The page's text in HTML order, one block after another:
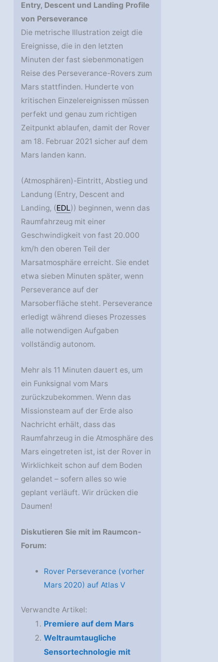
Entry, Descent und Landing Profile
von Perseverance
Die metrische Illustration zeigt die
Ereignisse, die in den letzten
Minuten der fast siebenmonatigen
Reise des Perseverance-Rovers zum
Mars stattfinden. Hunderte von
kritischen Einzelereignissen müssen
perfekt und genau zum richtigen
Zeitpunkt ablaufen, damit der Rover
am 18. Februar 2021 sicher auf dem
Mars landen kann.
(Atmosphären)-Eintritt, Abstieg und
Landung (Entry, Descent and
Landing, (EDL)) beginnen, wenn das
Raumfahrzeug mit einer
Geschwindigkeit von fast 20.000
km/h den oberen Teil der
Marsatmosphäre erreicht. Sie endet
etwa sieben Minuten später, wenn
Perseverance auf der
Marsoberfläche steht. Perseverance
erledigt während dieses Prozesses
alle notwendigen Aufgaben
vollständig autonom.
Mehr als 11 Minuten dauert es, um
ein Funksignal vom Mars
zurückzubekommen. Wenn das
Missionsteam auf der Erde also
Nachricht erhält, dass das
Raumfahrzeug in die Atmosphäre des
Mars eingetreten ist, ist der Rover in
Wirklichkeit schon auf dem Boden
gelandet – sofern alles so wie
geplant verläuft. Wir drücken die
Daumen!
Diskutieren Sie mit im Raumcon-
Forum:
Rover Perseverance (vorher
Mars 2020) auf Atlas V
Verwandte Artikel:
Premiere auf dem Mars
Weltraumtaugliche
Sensortechnologie mit